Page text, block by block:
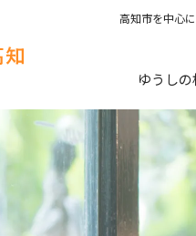
高知市を中心
ゆうし